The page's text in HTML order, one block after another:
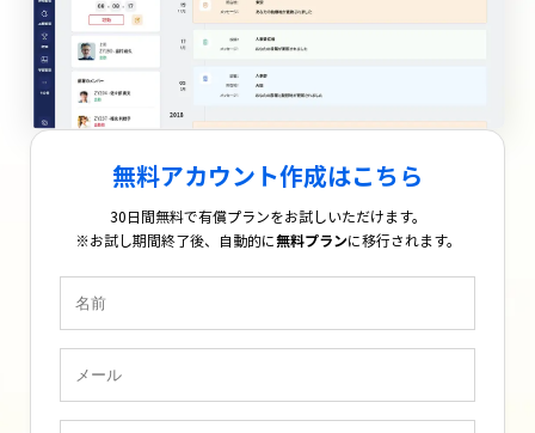
無料アカウント作成はこちら
30日間無料で有償プランをお試しいただけます。
※お試し期間終了後、自動的に無料プランに移行されます。